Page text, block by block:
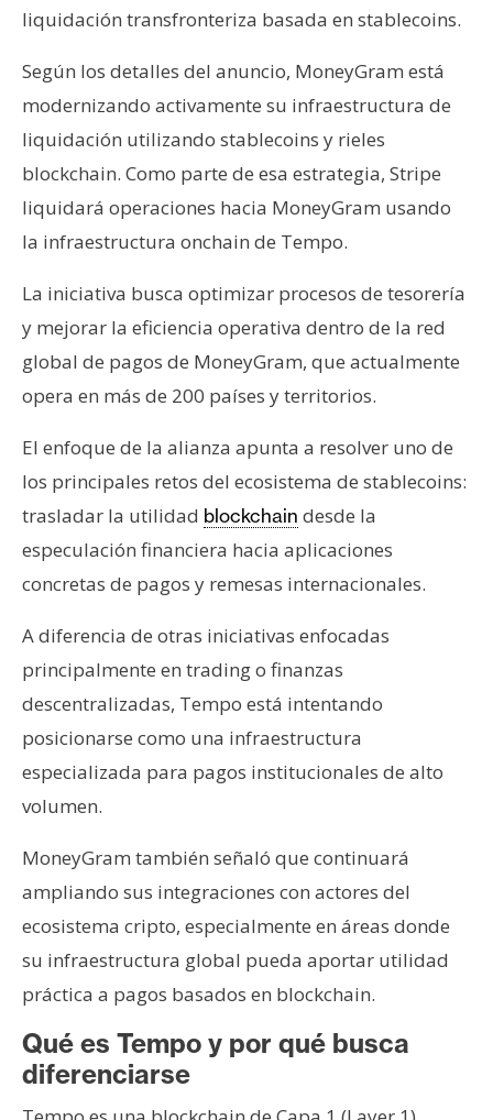
liquidación transfronteriza basada en stablecoins.
Según los detalles del anuncio, MoneyGram está
modernizando activamente su infraestructura de
liquidación utilizando stablecoins y rieles
blockchain. Como parte de esa estrategia, Stripe
liquidará operaciones hacia MoneyGram usando
la infraestructura onchain de Tempo.
La iniciativa busca optimizar procesos de tesorería
y mejorar la eficiencia operativa dentro de la red
global de pagos de MoneyGram, que actualmente
opera en más de 200 países y territorios.
El enfoque de la alianza apunta a resolver uno de
los principales retos del ecosistema de stablecoins:
trasladar la utilidad blockchain desde la
especulación financiera hacia aplicaciones
concretas de pagos y remesas internacionales.
A diferencia de otras iniciativas enfocadas
principalmente en trading o finanzas
descentralizadas, Tempo está intentando
posicionarse como una infraestructura
especializada para pagos institucionales de alto
volumen.
MoneyGram también señaló que continuará
ampliando sus integraciones con actores del
ecosistema cripto, especialmente en áreas donde
su infraestructura global pueda aportar utilidad
práctica a pagos basados en blockchain.
Qué es Tempo y por qué busca
diferenciarse